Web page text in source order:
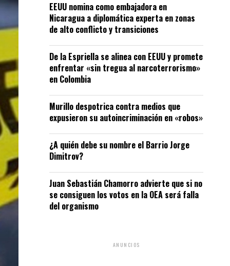
EEUU nomina como embajadora en
Nicaragua a diplomática experta en zonas
de alto conflicto y transiciones
De la Espriella se alinea con EEUU y promete
enfrentar «sin tregua al narcoterrorismo»
en Colombia
Murillo despotrica contra medios que
expusieron su autoincriminación en «robos»
¿A quién debe su nombre el Barrio Jorge
Dimitrov?
Juan Sebastián Chamorro advierte que si no
se consiguen los votos en la OEA será falla
del organismo
ANUNCIOS